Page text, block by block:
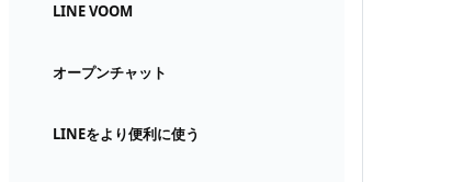
LINE VOOM
オープンチャット
LINEをより便利に使う